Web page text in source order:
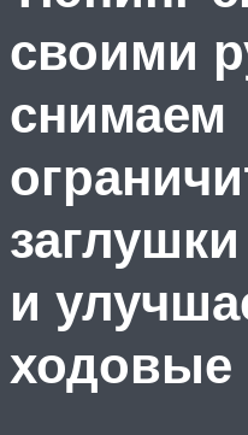
своими
снимаем
и
ходовые